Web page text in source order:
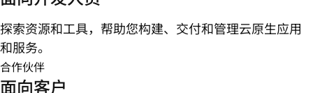
探索资源和工具，帮助您构建、交付和管理云原生应用
和服务。
合作伙伴
面向客户